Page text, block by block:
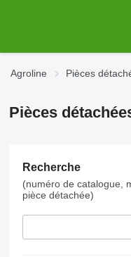
Agroline Pièces
Pièces
Recherche
(numéro de catalogue,
pièce détachée)